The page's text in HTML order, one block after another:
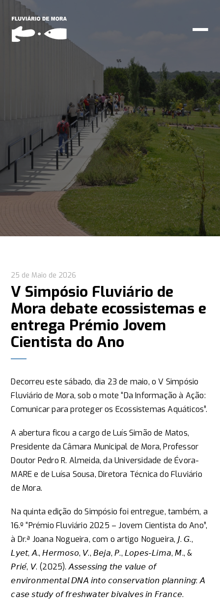
25 de Maio de 2026
V Simpósio Fluviário de
Mora debate ecossistemas e
entrega Prémio Jovem
Cientista do Ano
Decorreu este sábado, dia 23 de maio, o V Simpósio
Fluviário de Mora, sob o mote “Da Informação à Ação:
Comunicar para proteger os Ecossistemas Aquáticos”.
A abertura ficou a cargo de Luís Simão de Matos,
Presidente da Câmara Municipal de Mora, Professor
Doutor Pedro R. Almeida, da Universidade de Évora-
MARE e de Luísa Sousa, Diretora Técnica do Fluviário
de Mora.
Na quinta edição do Simpósio foi entregue, também, a
16.º “Prémio Fluviário 2025 – Jovem Cientista do Ano”,
à Dr.ª Joana Nogueira, com o artigo Nogueira, 𝘑. 𝘎.,
𝘓𝘺𝘦𝘵, 𝘈., 𝘏𝘦𝘳𝘮𝘰𝘴𝘰, 𝘝., 𝘉𝘦𝘫𝘢, 𝘗., 𝘓𝘰𝘱𝘦𝘴-𝘓𝘪𝘮𝘢, 𝘔., &
𝘗𝘳𝘪𝘦́, 𝘝. (2025). 𝘈𝘴𝘴𝘦𝘴𝘴𝘪𝘯𝘨 𝘵𝘩𝘦 𝘷𝘢𝘭𝘶𝘦 𝘰𝘧
𝘦𝘯𝘷𝘪𝘳𝘰𝘯𝘮𝘦𝘯𝘵𝘢𝘭 𝘋𝘕𝘈 𝘪𝘯𝘵𝘰 𝘤𝘰𝘯𝘴𝘦𝘳𝘷𝘢𝘵𝘪𝘰𝘯 𝘱𝘭𝘢𝘯𝘯𝘪𝘯𝘨: 𝘈
𝘤𝘢𝘴𝘦 𝘴𝘵𝘶𝘥𝘺 𝘰𝘧 𝘧𝘳𝘦𝘴𝘩𝘸𝘢𝘵𝘦𝘳 𝘣𝘪𝘷𝘢𝘭𝘷𝘦𝘴 𝘪𝘯 𝘍𝘳𝘢𝘯𝘤𝘦.